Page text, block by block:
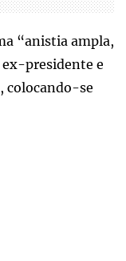
“anistia ampla,
presidente e
colocando-se